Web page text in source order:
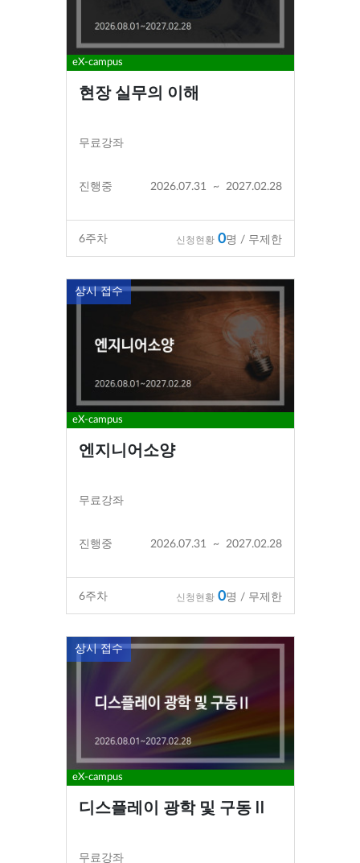
eX-campus
현장 실무의 이해
무료강좌
진행중 2026.07.31 ~ 2027.02.28
6주차 신청현황 0명 / 무제한
상시 접수
eX-campus
엔지니어소양
무료강좌
진행중 2026.07.31 ~ 2027.02.28
6주차 신청현황 0명 / 무제한
상시 접수
eX-campus
디스플레이 광학 및 구동Ⅱ
무료강좌